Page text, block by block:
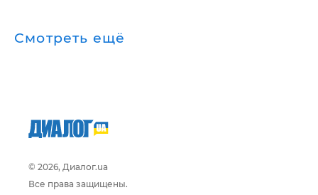
Смотреть ещё
© 2026, Диалог.ua
Все права защищены.